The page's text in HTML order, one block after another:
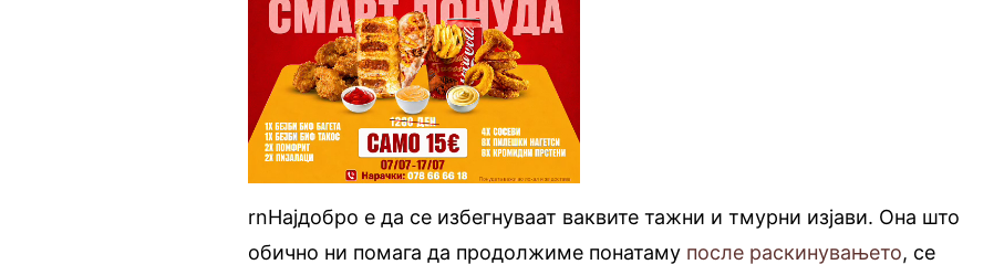
rnНајдобро е да се избегнуваат ваквите тажни и тмурни изјави. Она што
обично ни помага да продолжиме понатаму после раскинувањето, се